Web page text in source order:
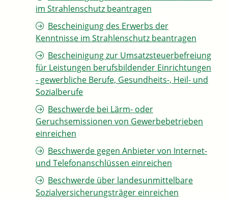
im Strahlenschutz beantragen
Bescheinigung des Erwerbs der
Kenntnisse im Strahlenschutz beantragen
Bescheinigung zur Umsatzsteuerbefreiung
für Leistungen berufsbildender Einrichtungen
- gewerbliche Berufe, Gesundheits-, Heil- und
Sozialberufe
Beschwerde bei Lärm- oder
Geruchsemissionen von Gewerbebetrieben
einreichen
Beschwerde gegen Anbieter von Internet-
und Telefonanschlüssen einreichen
Beschwerde über landesunmittelbare
Sozialversicherungsträger einreichen